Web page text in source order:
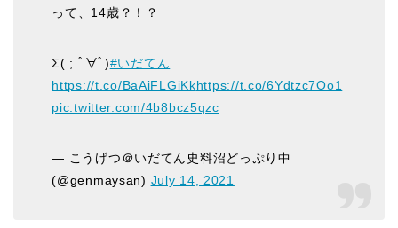
って、14歳？！？
Σ( ; ﾟ∀ﾟ)#いだてん
https://t.co/BaAiFLGiKkhttps://t.co/6Ydtzc7Oo1
pic.twitter.com/4b8bcz5qzc
— こうげつ＠いだてん史料沼どっぷり中
(@genmaysan) July 14, 2021